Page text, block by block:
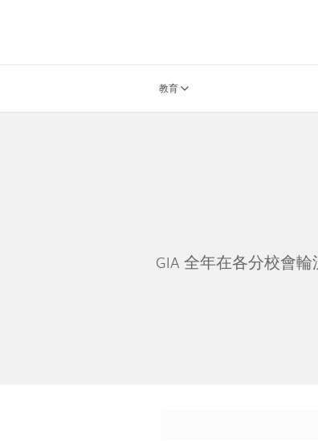
教育
GIA 全年在各分校會